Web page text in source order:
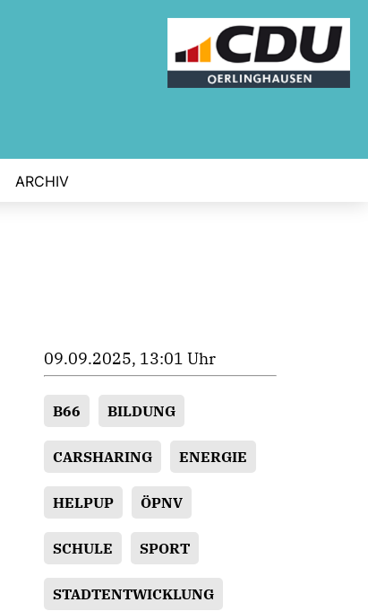
ARCHIV
09.09.2025, 13:01 Uhr
B66 BILDUNG
CARSHARING ENERGIE
HELPUP ÖPNV
SCHULE SPORT
STADTENTWICKLUNG